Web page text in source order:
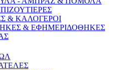
& ΚΑΛΟΓΕΡΟΙ
& ΕΦΗΜΕΡΙΔΟΘΗΚΕΣ